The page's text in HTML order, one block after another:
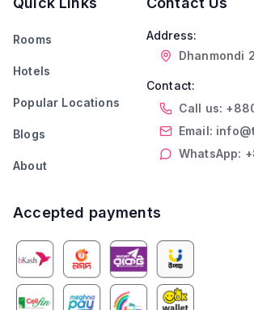
Rooms
Hotels
Popular Locations
Blogs
About
Address:
Dhanmondi
Contact:
Call us:
Email:
WhatsApp:
Accepted payments